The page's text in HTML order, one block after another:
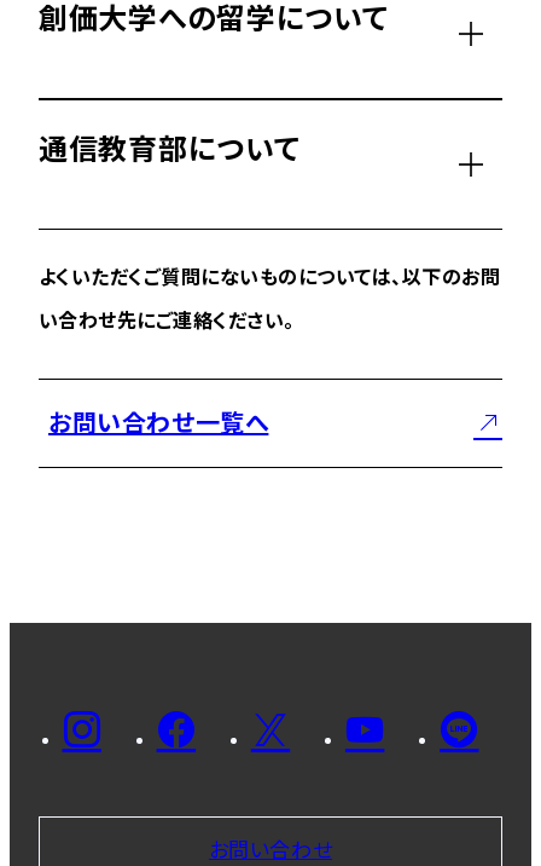
創価大学への留学について
通信教育部について
よくいただくご質問にないものについては、以下のお問
い合わせ先にご連絡ください。
お問い合わせ一覧へ
お問い合わせ